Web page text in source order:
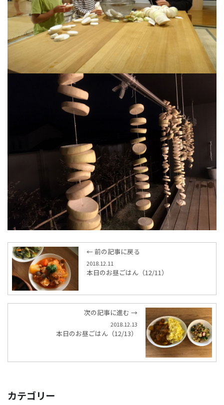
← 前の記事に戻る
2018.12.11
本日のお昼ごはん（12/11）
次の記事に進む →
2018.12.13
本日のお昼ごはん（12/13）
カテゴリー